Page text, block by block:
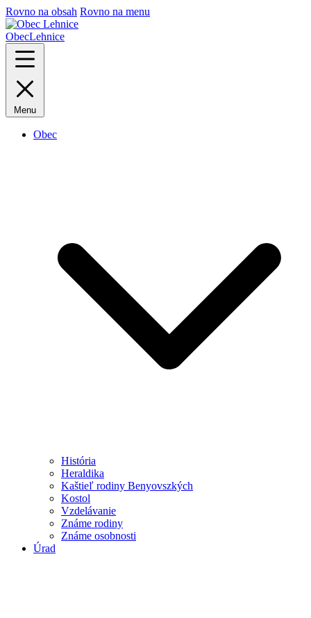
Rovno na obsah Rovno na menu
ObecLehnice
Menu
Obec
História
Heraldika
Kaštieľ rodiny Benyovszkých
Kostol
Vzdelávanie
Známe rodiny
Známe osobnosti
Úrad